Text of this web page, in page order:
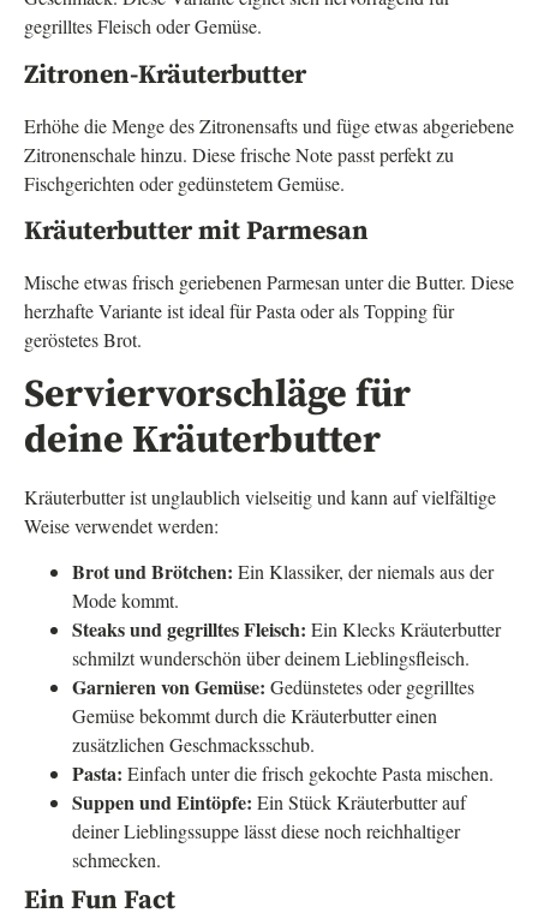
gegrilltes Fleisch oder Gemüse.
Zitronen-Kräuterbutter
Erhöhe die Menge des Zitronensafts und füge etwas abgeriebene
Zitronenschale hinzu. Diese frische Note passt perfekt zu
Fischgerichten oder gedünstetem Gemüse.
Kräuterbutter mit Parmesan
Mische etwas frisch geriebenen Parmesan unter die Butter. Diese
herzhafte Variante ist ideal für Pasta oder als Topping für
geröstetes Brot.
Serviervorschläge für
deine Kräuterbutter
Kräuterbutter ist unglaublich vielseitig und kann auf vielfältige
Weise verwendet werden:
Brot und Brötchen: Ein Klassiker, der niemals aus der
Mode kommt.
Steaks und gegrilltes Fleisch: Ein Klecks Kräuterbutter
schmilzt wunderschön über deinem Lieblingsfleisch.
Garnieren von Gemüse: Gedünstetes oder gegrilltes
Gemüse bekommt durch die Kräuterbutter einen
zusätzlichen Geschmacksschub.
Pasta: Einfach unter die frisch gekochte Pasta mischen.
Suppen und Eintöpfe: Ein Stück Kräuterbutter auf
deiner Lieblingssuppe lässt diese noch reichhaltiger
schmecken.
Ein Fun Fact